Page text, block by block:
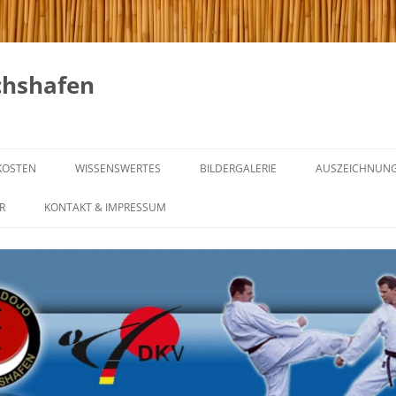
WISSENSWERTES
GICHIN FUNAKOSHI
GÜRTELGRADE UND IHRE
BEDEUTUNG
BILDERGALERIE
KONTAKT & IMPRESSUM